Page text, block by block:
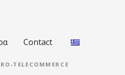
Contact
TELECOMMERCE